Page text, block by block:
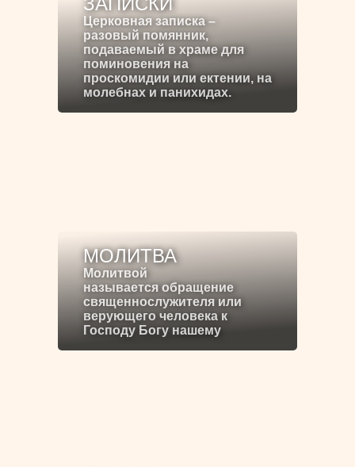
Церковная записка –
разовый помянник,
подаваемый в храме для
поминовения на
проскомидии или ектении, на
молебнах и панихидах.
МОЛИТВА
Молитвой
называется обращение
священнослужителя или
верующего человека к
Господу Богу нашему